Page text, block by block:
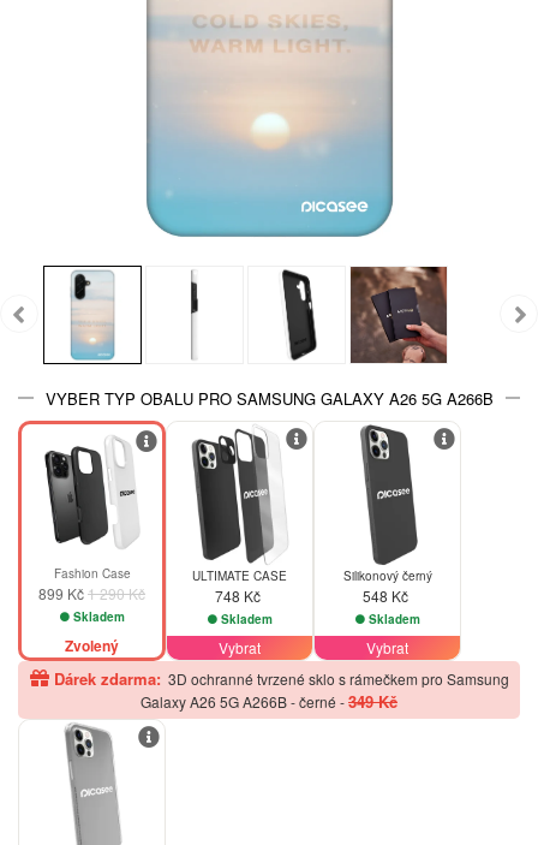
VYBER TYP OBALU PRO SAMSUNG GALAXY A26 5G A266B
-30%
Fashion Case
899 Kč1 290 Kč
Skladem
Zvolený
ULTIMATE CASE
748 Kč
Skladem
Vybrat
Silikonový černý
548 Kč
Skladem
Vybrat
Dárek zdarma: 3D ochranné tvrzené sklo s rámečkem pro Samsung
Galaxy A26 5G A266B - černé -349 Kč